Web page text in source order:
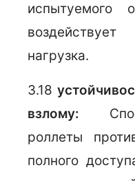
испытуемого
нагрузка.
3.18
взлому:
роллеты
полного